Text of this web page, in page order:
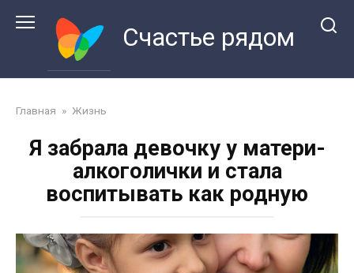
Счастье рядом
Главная » Жизнь
Я забрала девочку у матери-
алкоголички и стала
воспитывать как родную